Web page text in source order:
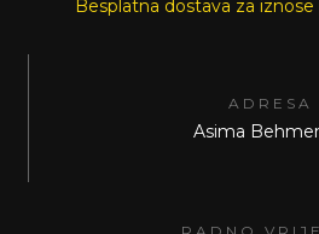
Besplatna dostava za iznose
ADRESA
Asima